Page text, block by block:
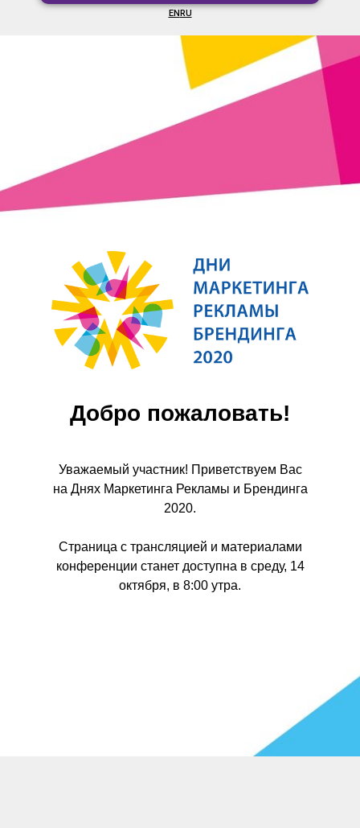
ENRU
Добро пожаловать!
Уважаемый участник! Приветствуем Вас
на Днях Маркетинга Рекламы и Брендинга
2020.
Страница с трансляцией и материалами
конференции станет доступна в среду, 14
октября, в 8:00 утра.